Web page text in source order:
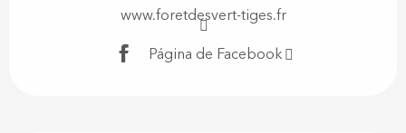
www.foretdesvert-tiges.fr
Página de Facebook